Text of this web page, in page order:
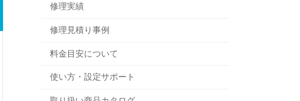
修理実績
修理見積り事例
料金目安について
使い方・設定サポート